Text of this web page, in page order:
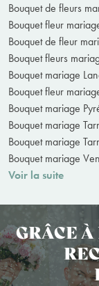
Bouquet de fleurs
Bouquet fleur
Bouquet de fleur
Bouquet fleurs
Bouquet mariage
Bouquet fleur
Bouquet mariage
Bouquet mariage
Bouquet mariage
Bouquet mariage
Voir la suite
GRÂCE